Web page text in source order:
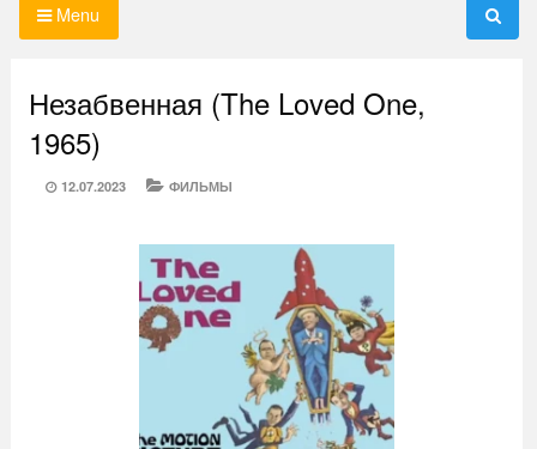
Menu
Незабвенная (The Loved One,
1965)
POSTED
12.07.2023 CATEGORIES
ФИЛЬМЫ